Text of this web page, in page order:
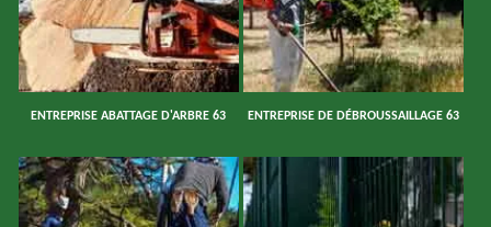
ENTREPRISE ABATTAGE D'ARBRE 63 ENTREPRISE DE DÉBROUSSAILLAGE 63